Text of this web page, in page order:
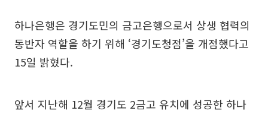
하나은행은 경기도민의 금고은행으로서 상생 협력의
동반자 역할을 하기 위해 ‘경기도청점’을 개점했다고
15일 밝혔다.
앞서 지난해 12월 경기도 2금고 유치에 성공한 하나